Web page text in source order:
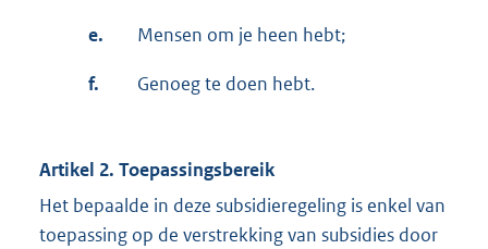
e. Mensen om je heen hebt;
f. Genoeg te doen hebt.
Artikel 2. Toepassingsbereik
Het bepaalde in deze subsidieregeling is enkel van
toepassing op de verstrekking van subsidies door